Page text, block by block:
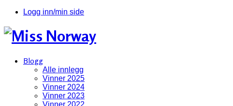
Logg inn/min side
Blogg
Alle innlegg
Vinner 2025
Vinner 2024
Vinner 2023
Vinner 2022